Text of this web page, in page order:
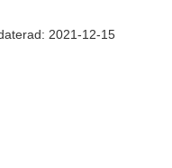
2021-12-15